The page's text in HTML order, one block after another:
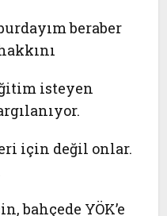
beraber
isteyen
için değil onlar.
bahçede YÖK’e